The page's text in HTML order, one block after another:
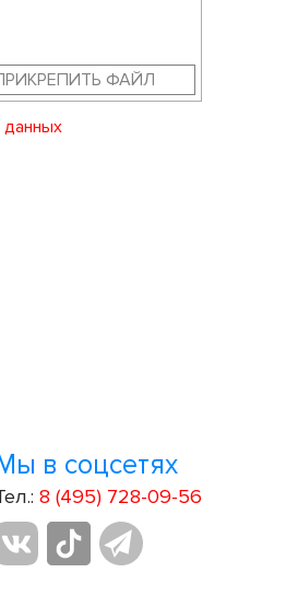
ФАЙЛ
данных
в соцсетях
8 (495) 728-09-56